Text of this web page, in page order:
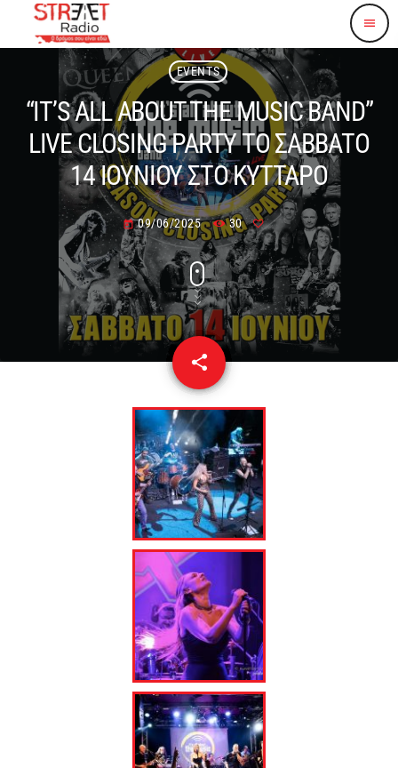
menu
EVENTS
“IT’S ALL ABOUT THE MUSIC BAND”
LIVE CLOSING PARTY ΤΟ ΣΑΒΒΑΤΟ
14 ΙΟΥΝΙΟΥ ΣΤΟ ΚΥΤΤΑΡΟ
today 09/06/2025 30
share
email